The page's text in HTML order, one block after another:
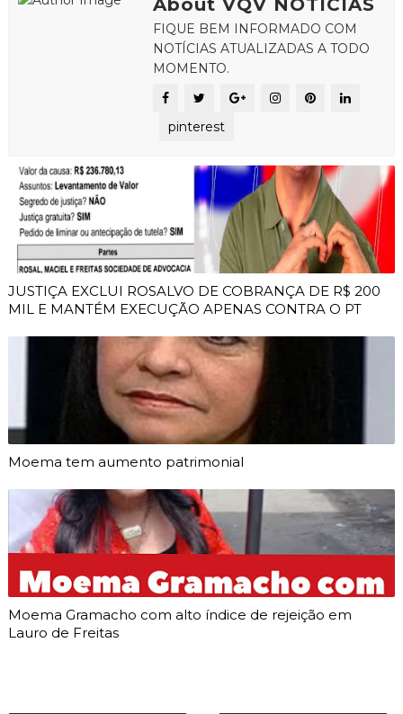
About VQV NOTICIAS
FIQUE BEM INFORMADO COM
NOTÍCIAS ATUALIZADAS A TODO
MOMENTO.
pinterest
JUSTIÇA EXCLUI ROSALVO DE COBRANÇA DE R$ 200
MIL E MANTÉM EXECUÇÃO APENAS CONTRA O PT
Moema tem aumento patrimonial
Moema Gramacho com alto índice de rejeição em
Lauro de Freitas